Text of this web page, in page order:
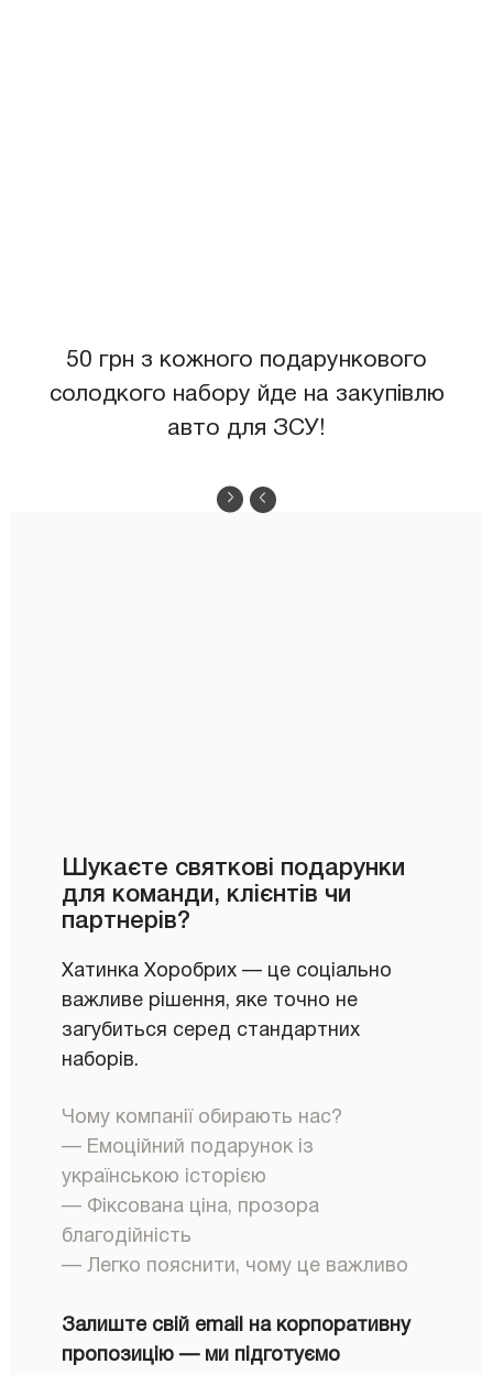
50 грн з кожного подарункового
солодкого набору йде на закупівлю
авто для ЗСУ!
Шукаєте святкові подарунки
для команди, клієнтів чи
партнерів?
Хатинка Хоробрих — це соціально
важливе рішення, яке точно не
загубиться серед стандартних
наборів.
Чому компанії обирають нас?
— Емоційний подарунок із
українською історією
— Фіксована ціна, прозора
благодійність
— Легко пояснити, чому це важливо
Залиште свій email на корпоративну
пропозицію — ми підготуємо